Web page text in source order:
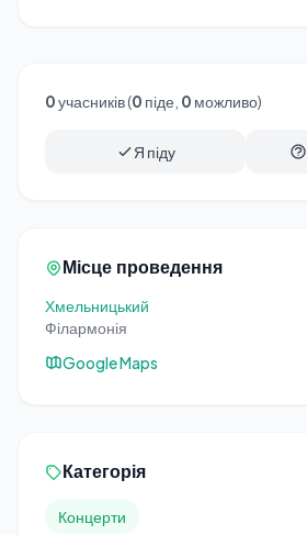
0учасників (0 піде, 0 можливо)
Я піду
Місце проведення
Хмельницький
Філармонія
Google Maps
Категорія
Концерти